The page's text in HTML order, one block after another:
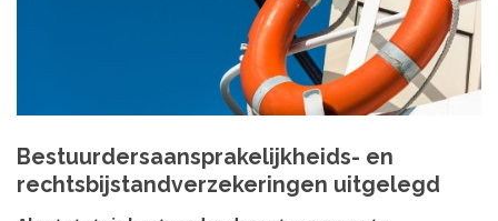
Bestuurdersaansprakelijkheids- en
rechtsbijstandverzekeringen uitgelegd